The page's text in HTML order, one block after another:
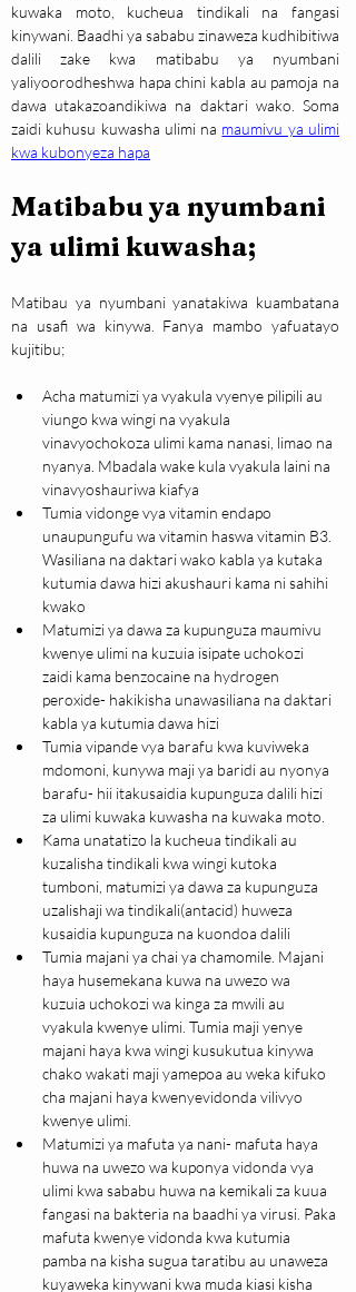
kuwaka moto, kucheua tindikali na fangasi
kinywani. Baadhi ya sababu zinaweza kudhibitiwa
dalili zake kwa matibabu ya nyumbani
yaliyoorodheshwa hapa chini kabla au pamoja na
dawa utakazoandikiwa na daktari wako. Soma
zaidi kuhusu kuwasha ulimi na maumivu ya ulimi
kwa kubonyeza hapa
Matibabu ya nyumbani
ya ulimi kuwasha;
Matibau ya nyumbani yanatakiwa kuambatana
na usafi wa kinywa. Fanya mambo yafuatayo
kujitibu;
Acha matumizi ya vyakula vyenye pilipili au
viungo kwa wingi na vyakula
vinavyochokoza ulimi kama nanasi, limao na
nyanya. Mbadala wake kula vyakula laini na
vinavyoshauriwa kiafya
Tumia vidonge vya vitamin endapo
unaupungufu wa vitamin haswa vitamin B3.
Wasiliana na daktari wako kabla ya kutaka
kutumia dawa hizi akushauri kama ni sahihi
kwako
Matumizi ya dawa za kupunguza maumivu
kwenye ulimi na kuzuia isipate uchokozi
zaidi kama benzocaine na hydrogen
peroxide- hakikisha unawasiliana na daktari
kabla ya kutumia dawa hizi
Tumia vipande vya barafu kwa kuviweka
mdomoni, kunywa maji ya baridi au nyonya
barafu- hii itakusaidia kupunguza dalili hizi
za ulimi kuwaka kuwasha na kuwaka moto.
Kama unatatizo la kucheua tindikali au
kuzalisha tindikali kwa wingi kutoka
tumboni, matumizi ya dawa za kupunguza
uzalishaji wa tindikali(antacid) huweza
kusaidia kupunguza na kuondoa dalili
Tumia majani ya chai ya chamomile. Majani
haya husemekana kuwa na uwezo wa
kuzuia uchokozi wa kinga za mwili au
vyakula kwenye ulimi. Tumia maji yenye
majani haya kwa wingi kusukutua kinywa
chako wakati maji yamepoa au weka kifuko
cha majani haya kwenyevidonda vilivyo
kwenye ulimi.
Matumizi ya mafuta ya nani- mafuta haya
huwa na uwezo wa kuponya vidonda vya
ulimi kwa sababu huwa na kemikali za kuua
fangasi na bakteria na baadhi ya virusi. Paka
mafuta kwenye vidonda kwa kutumia
pamba na kisha sugua taratibu au unaweza
kuyaweka kinywani kwa muda kiasi kisha